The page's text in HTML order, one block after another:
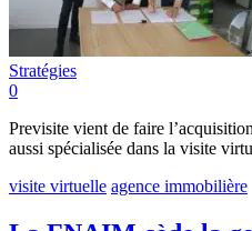
Stratégies
0
Previsite vient de faire
aussi spécialisée dans la visite
visite virtuelle agence immobilière